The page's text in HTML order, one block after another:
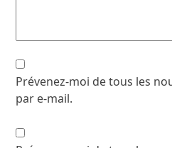
Prévenez-moi de tous les
par e-mail.